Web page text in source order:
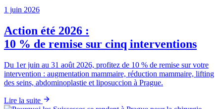
1 juin 2026
Action été 2026 :
10 % de remise sur cinq interventions
Du 1er juin au 31 août 2026, profitez de 10 % de remise sur votre
intervention : augmentation mammaire, réduction mammaire, lifting
des seins, abdominoplastie et liposuccion à Prague.
Lire la suite